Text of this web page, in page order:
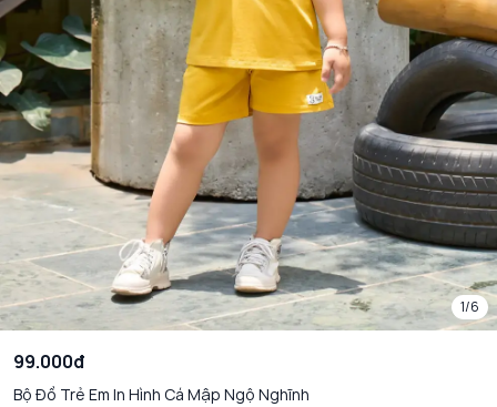
1/6
99.000đ
Bộ Đồ Trẻ Em In Hình Cá Mập Ngộ Nghĩnh